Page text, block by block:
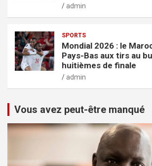
admin
SPORTS
Mondial 2026 : le
Pays-Bas aux tirs au
huitièmes de finale
admin
Vous avez peut-être manqué